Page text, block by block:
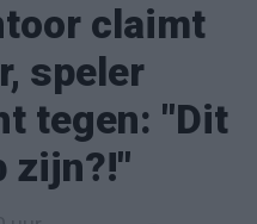
claimt
speler
tegen: "Dit
zijn?!"